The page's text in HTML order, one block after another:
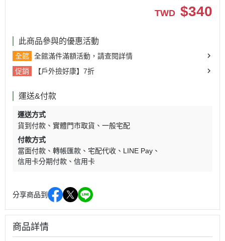
TWD $340
此商品參與的優惠活動
全館
全館滿件滿額活動，請查閱詳情
促銷
【戶外撿好康】7折
運送&付款
運送方式
貨到付款
實體門市取貨
一般宅配
付款方式
當面付款
轉帳匯款 宅配代收
LINE Pay
信用卡分期付款
信用卡
分享商品到
商品詳情